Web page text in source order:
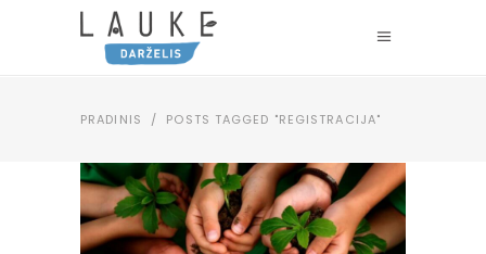
PRADINIS / POSTS TAGGED "REGISTRACIJA"